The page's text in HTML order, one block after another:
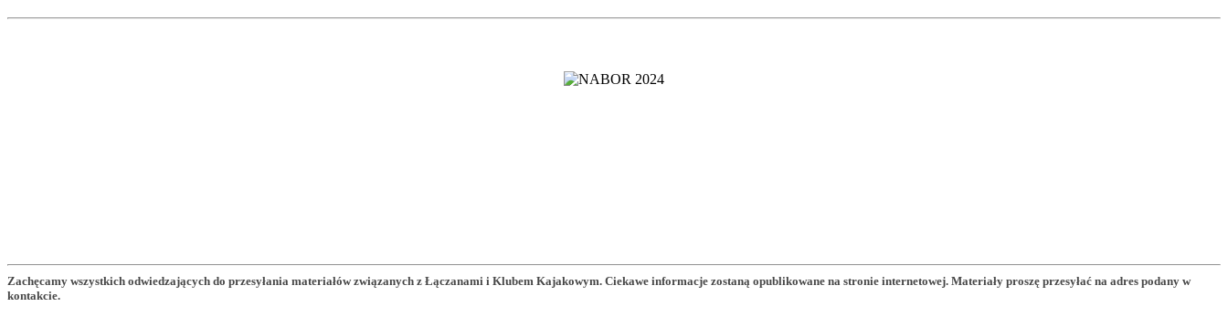
Zachęcamy wszystkich odwiedzających do przesyłania materiałów związanych z Łączanami i Klubem Kajakowym. Ciekawe informacje zostaną opublikowane na stronie internetowej. Materiały proszę przesyłać na adres podany w
kontakcie.